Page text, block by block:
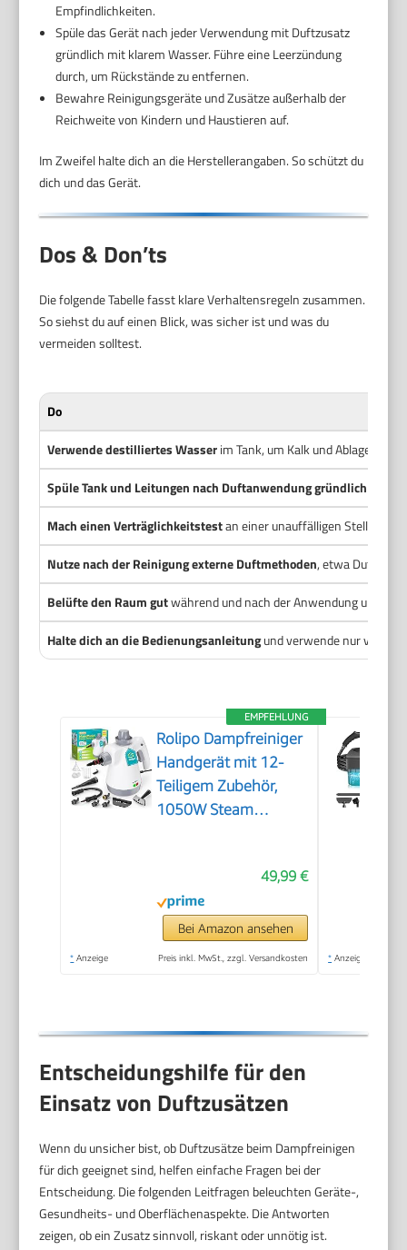
Empfindlichkeiten.
Spüle das Gerät nach jeder Verwendung mit Duftzusatz
gründlich mit klarem Wasser. Führe eine Leerzündung
durch, um Rückstände zu entfernen.
Bewahre Reinigungsgeräte und Zusätze außerhalb der
Reichweite von Kindern und Haustieren auf.
Im Zweifel halte dich an die Herstellerangaben. So schützt du
dich und das Gerät.
Dos & Don’ts
Die folgende Tabelle fasst klare Verhaltensregeln zusammen.
So siehst du auf einen Blick, was sicher ist und was du
vermeiden solltest.
Do
Verwende destilliertes Wasserim Tank, um Kalk und
Spüle Tank und Leitungen nach Duftanwendung gründlich
Mach einen Verträglichkeitstestan einer unauffälligen Stelle
Nutze nach der Reinigung externe Duftmethoden, etwa
Belüfte den Raum gutwährend und nach der Anwendung und
Halte dich an die Bedienungsanleitungund verwende nur vom
EMPFEHLUNG
Rolipo Dampfreiniger
Handgerät mit 12-
Teiligem Zubehör,
1050W Steam
Polster & Auto–100%
Chemiefrei,
Hochdruck-Dampf
gegen Schmutz Fett
49,99 €
Bei Amazon ansehen
* Anzeige Preis inkl. MwSt., zzgl. Versandkosten * Anzeige
Entscheidungshilfe für den
Einsatz von Duftzusätzen
Wenn du unsicher bist, ob Duftzusätze beim Dampfreinigen
für dich geeignet sind, helfen einfache Fragen bei der
Entscheidung. Die folgenden Leitfragen beleuchten Geräte-,
Gesundheits- und Oberflächenaspekte. Die Antworten
zeigen, ob ein Zusatz sinnvoll, riskant oder unnötig ist.